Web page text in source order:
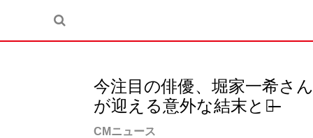
今注⽬の俳優、堀家⼀希さ
が迎える意外な結末とは̶̶
CMニュース